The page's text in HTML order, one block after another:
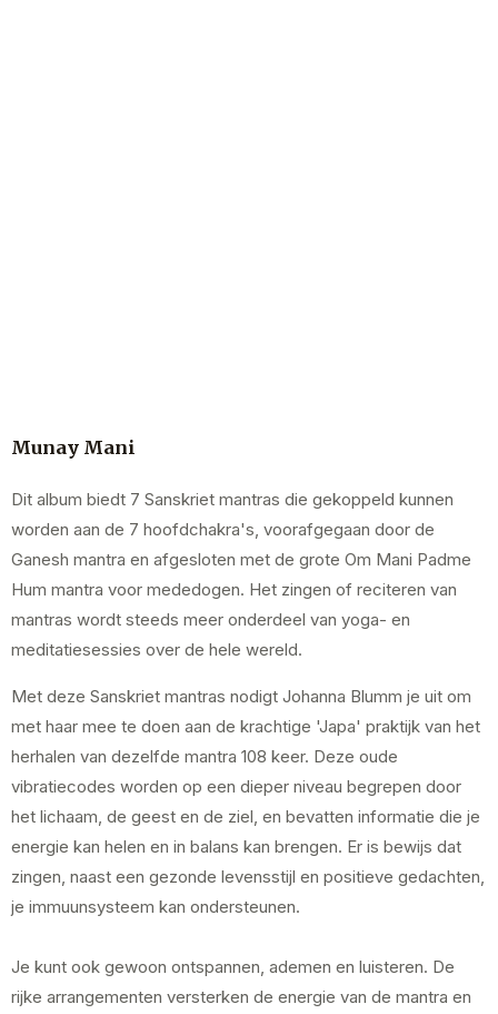
Munay Mani
Dit album biedt 7 Sanskriet mantras die gekoppeld kunnen
worden aan de 7 hoofdchakra's, voorafgegaan door de
Ganesh mantra en afgesloten met de grote Om Mani Padme
Hum mantra voor mededogen. Het zingen of reciteren van
mantras wordt steeds meer onderdeel van yoga- en
meditatiesessies over de hele wereld.
Met deze Sanskriet mantras nodigt Johanna Blumm je uit om
met haar mee te doen aan de krachtige 'Japa' praktijk van het
herhalen van dezelfde mantra 108 keer. Deze oude
vibratiecodes worden op een dieper niveau begrepen door
het lichaam, de geest en de ziel, en bevatten informatie die je
energie kan helen en in balans kan brengen. Er is bewijs dat
zingen, naast een gezonde levensstijl en positieve gedachten,
je immuunsysteem kan ondersteunen.
Je kunt ook gewoon ontspannen, ademen en luisteren. De
rijke arrangementen versterken de energie van de mantra en